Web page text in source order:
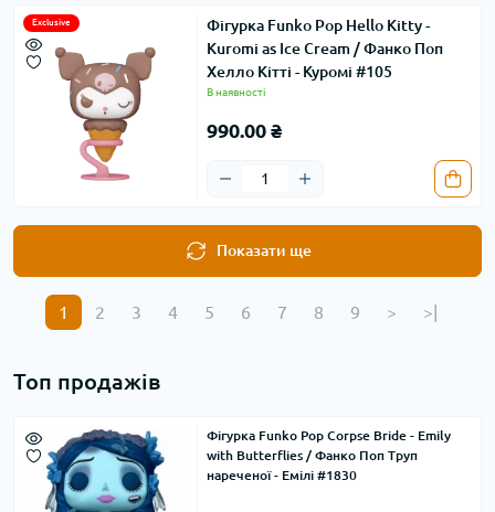
Exclusive
Фігурка Funko Pop Hello Kitty -
Kuromi as Ice Cream / Фанко Поп
Хелло Кітті - Куромі #105
В наявності
990.00 ₴
Показати ще
1 2 3 4 5 6 7 8 9 > >|
Топ продажів
Фігурка Funko Pop Corpse Bride - Emily
with Butterflies / Фанко Поп Труп
нареченої - Емілі #1830